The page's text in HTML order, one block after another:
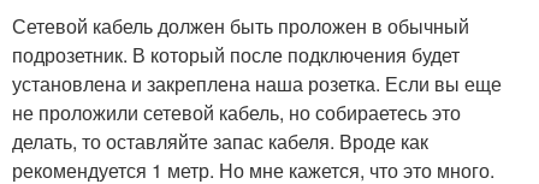
Сетевой кабель должен быть проложен в обычный
подрозетник. В который после подключения будет
установлена и закреплена наша розетка. Если вы еще
не проложили сетевой кабель, но собираетесь это
делать, то оставляйте запас кабеля. Вроде как
рекомендуется 1 метр. Но мне кажется, что это много.